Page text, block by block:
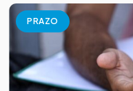
PRAZO